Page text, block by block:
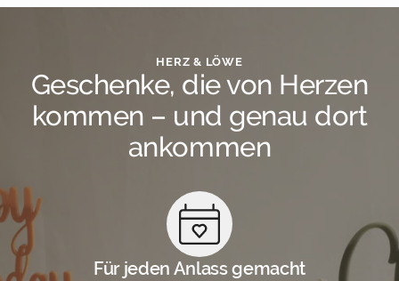
HERZ & LÖWE
Geschenke, die von Herzen
kommen – und genau dort
ankommen
Für jeden Anlass gemacht